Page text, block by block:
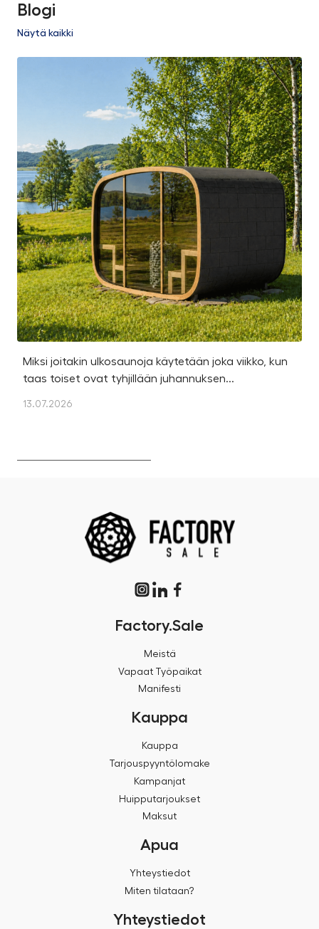
Blogi
Näytä kaikki
Miksi joitakin ulkosaunoja käytetään joka viikko, kun
taas toiset ovat tyhjillään juhannuksen...
13.07.2026
Factory.Sale
Meistä
Vapaat Työpaikat
Manifesti
Kauppa
Kauppa
Tarjouspyyntölomake
Kampanjat
Huipputarjoukset
Maksut
Apua
Yhteystiedot
Miten tilataan?
Yhteystiedot